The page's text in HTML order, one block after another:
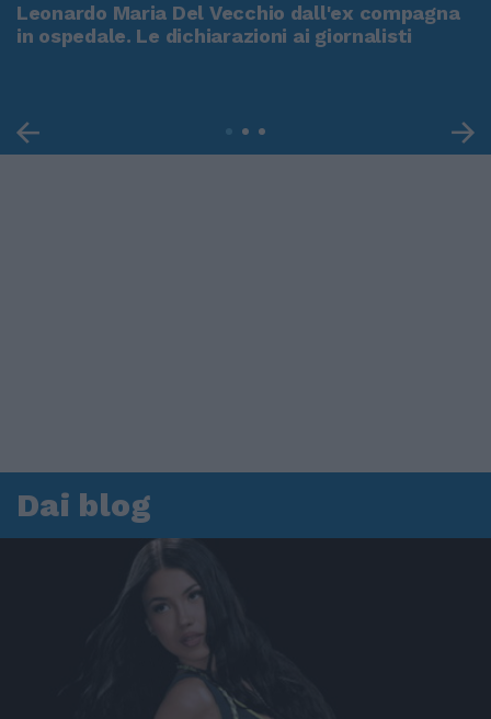
Leonardo Maria Del Vecchio dall'ex compagna
in ospedale. Le dichiarazioni ai giornalisti
Dai blog